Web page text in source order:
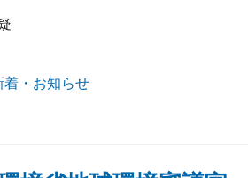
着・お知らせ